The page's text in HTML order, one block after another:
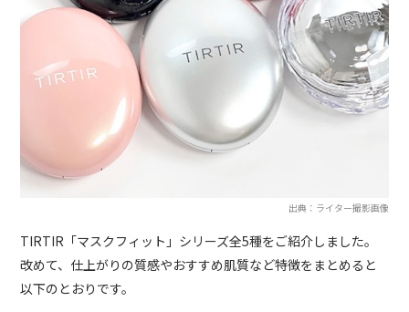
出典：ライター撮影画像
TIRTIR「マスクフィット」シリーズ全5種をご紹介しました。
改めて、仕上がりの質感やおすすめ肌質など特徴をまとめると
以下のとおりです。